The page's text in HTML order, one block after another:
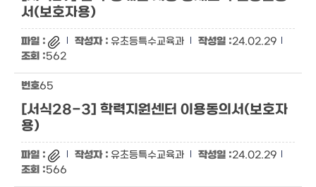
서(보호자용)
유초등특수교육과
24.02.29
562
65
[서식28-3] 학력지원센터 이용동의서(보호자
용)
유초등특수교육과
24.02.29
566